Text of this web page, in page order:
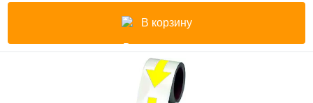
В корзину